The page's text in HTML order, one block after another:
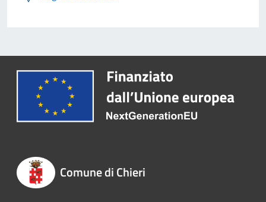
Comune di Chieri